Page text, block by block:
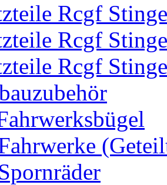
Rcgf
Rcgf
Rcgf